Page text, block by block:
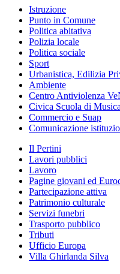
Istruzione
Punto in Comune
Politica abitativa
Polizia locale
Politica sociale
Sport
Urbanistica, Edilizia
Ambiente
Centro Antiviolenza
Civica Scuola di Musica
Commercio e Suap
Comunicazione
Il Pertini
Lavori pubblici
Lavoro
Pagine giovani ed
Partecipazione attiva
Patrimonio culturale
Servizi funebri
Trasporto pubblico
Tributi
Ufficio Europa
Villa Ghirlanda Silva